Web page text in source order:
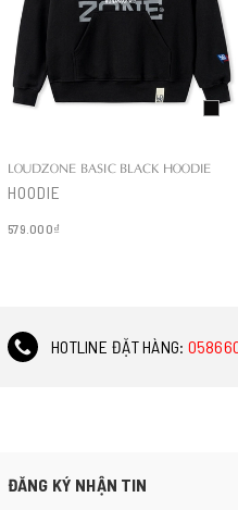
LOUDZONE BASIC BLACK HOODIE
HOODIE
579.000₫
HOTLINE ĐẶT HÀNG:
ĐĂNG KÝ NHẬN TIN